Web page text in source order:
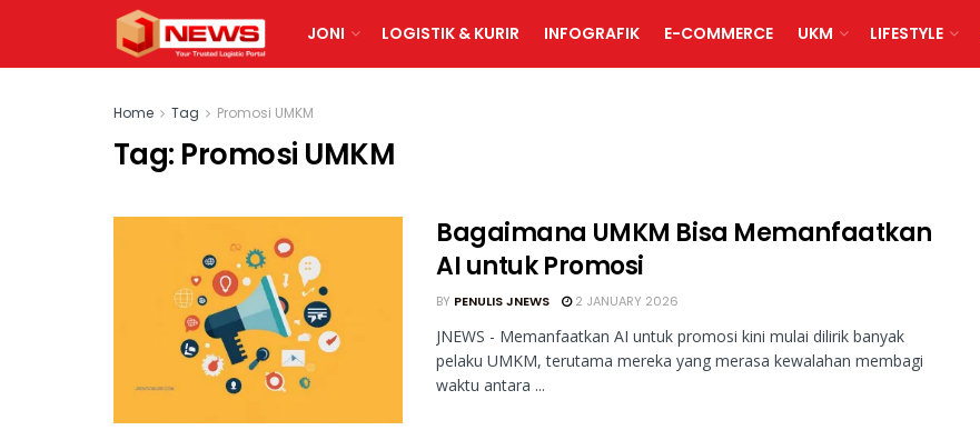
JONI LOGISTIK & KURIR INFOGRAFIK E-COMMERCE UKM LIFESTYLE
Home Tag Promosi UMKM
Tag: Promosi UMKM
Bagaimana UMKM Bisa Memanfaatkan
AI untuk Promosi
BY PENULIS JNEWS 2 JANUARY 2026
JNEWS - Memanfaatkan AI untuk promosi kini mulai dilirik banyak
pelaku UMKM, terutama mereka yang merasa kewalahan membagi
waktu antara ...